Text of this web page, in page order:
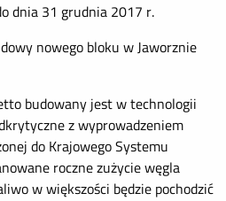
dnia 31 grudnia 2017 r.
nowego bloku w Jaworznie
budowany jest w technologii
z wyprowadzeniem
do Krajowego Systemu
roczne zużycie węgla
w większości będzie pochodzić